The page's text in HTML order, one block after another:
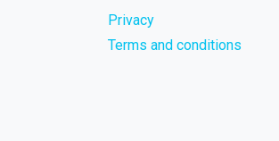
Privacy
Terms and conditions